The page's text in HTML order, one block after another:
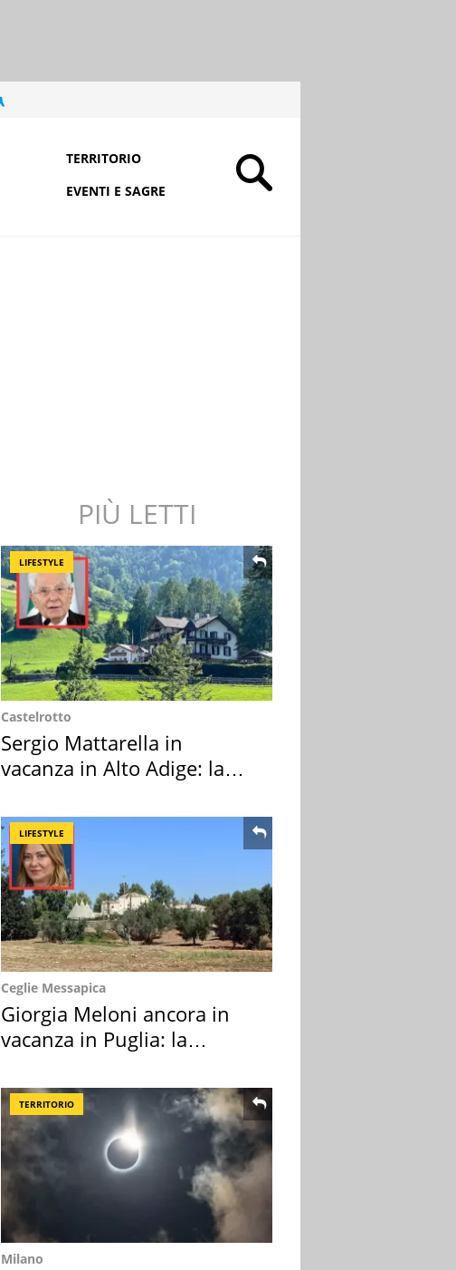
TERRITORIO
EVENTI E SAGRE
PIÙ LETTI
LIFESTYLE
Castelrotto
Sergio Mattarella in
vacanza in Alto Adige: la
LIFESTYLE
Ceglie Messapica
Giorgia Meloni ancora in
vacanza in Puglia: la
TERRITORIO
Milano